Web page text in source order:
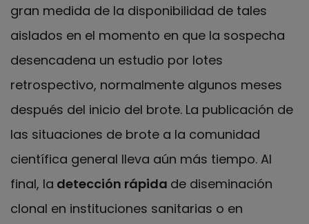
gran medida de la disponibilidad de tales
aislados en el momento en que la sospecha
desencadena un estudio por lotes
retrospectivo, normalmente algunos meses
después del inicio del brote. La publicación de
las situaciones de brote a la comunidad
científica general lleva aún más tiempo. Al
final, la detección rápida de diseminación
clonal en instituciones sanitarias o en